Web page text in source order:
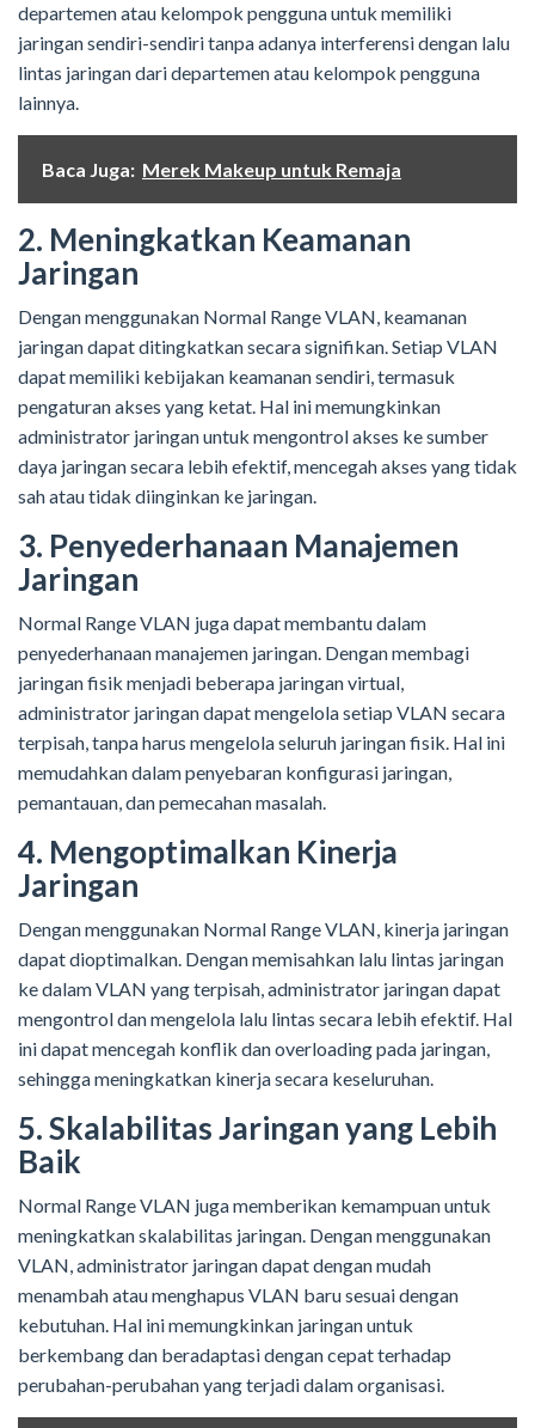
departemen atau kelompok pengguna untuk memiliki
jaringan sendiri-sendiri tanpa adanya interferensi dengan lalu
lintas jaringan dari departemen atau kelompok pengguna
lainnya.
Baca Juga: Merek Makeup untuk Remaja
2. Meningkatkan Keamanan
Jaringan
Dengan menggunakan Normal Range VLAN, keamanan
jaringan dapat ditingkatkan secara signifikan. Setiap VLAN
dapat memiliki kebijakan keamanan sendiri, termasuk
pengaturan akses yang ketat. Hal ini memungkinkan
administrator jaringan untuk mengontrol akses ke sumber
daya jaringan secara lebih efektif, mencegah akses yang tidak
sah atau tidak diinginkan ke jaringan.
3. Penyederhanaan Manajemen
Jaringan
Normal Range VLAN juga dapat membantu dalam
penyederhanaan manajemen jaringan. Dengan membagi
jaringan fisik menjadi beberapa jaringan virtual,
administrator jaringan dapat mengelola setiap VLAN secara
terpisah, tanpa harus mengelola seluruh jaringan fisik. Hal ini
memudahkan dalam penyebaran konfigurasi jaringan,
pemantauan, dan pemecahan masalah.
4. Mengoptimalkan Kinerja
Jaringan
Dengan menggunakan Normal Range VLAN, kinerja jaringan
dapat dioptimalkan. Dengan memisahkan lalu lintas jaringan
ke dalam VLAN yang terpisah, administrator jaringan dapat
mengontrol dan mengelola lalu lintas secara lebih efektif. Hal
ini dapat mencegah konflik dan overloading pada jaringan,
sehingga meningkatkan kinerja secara keseluruhan.
5. Skalabilitas Jaringan yang Lebih
Baik
Normal Range VLAN juga memberikan kemampuan untuk
meningkatkan skalabilitas jaringan. Dengan menggunakan
VLAN, administrator jaringan dapat dengan mudah
menambah atau menghapus VLAN baru sesuai dengan
kebutuhan. Hal ini memungkinkan jaringan untuk
berkembang dan beradaptasi dengan cepat terhadap
perubahan-perubahan yang terjadi dalam organisasi.